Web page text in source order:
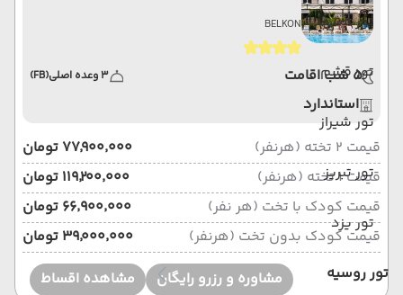
تور مشهد
تور قشم
تور شیراز
تور تبریز
تور یزد
تور روسیه
BELKON
5 شب اقامت 3 وعده اصلی (FB)
استاندارد
قیمت 2 تخته (هرنفر)
۷۷٬۹۰۰٬۰۰۰ تومان
قیمت 1 تخته (هرنفر)
۱۱۹٬۲۰۰٬۰۰۰ تومان
قیمت کودک با تخت (هر نفر)
۶۶٬۹۰۰٬۰۰۰ تومان
قیمت کودک بدون تخت (هرنفر)
۳۹٬۰۰۰٬۰۰۰ تومان
مشاوره و رزرو رایگان
مشاهده اقساط